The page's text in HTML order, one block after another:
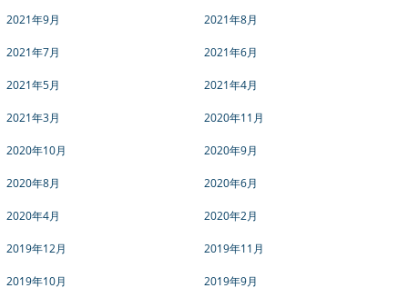
2021年9月 2021年8月
2021年7月 2021年6月
2021年5月 2021年4月
2021年3月 2020年11月
2020年10月 2020年9月
2020年8月 2020年6月
2020年4月 2020年2月
2019年12月 2019年11月
2019年10月 2019年9月